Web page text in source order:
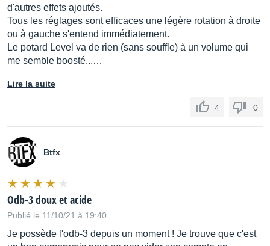
d'autres effets ajoutés.
Tous les réglages sont efficaces une légère rotation à droite
ou à gauche s'entend immédiatement.
Le potard Level va de rien (sans souffle) à un volume qui
me semble boosté...…
Lire la suite
4 0
Btfx
Odb-3 doux et acide
Publié le 11/10/21 à 19:40
Je possède l'odb-3 depuis un moment ! Je trouve que c'est